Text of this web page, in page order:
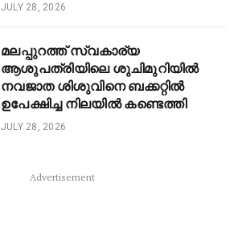
JULY 28, 2026
മലപ്പുറത്ത് സ്വകാര്യ
ആശുപത്രിയിലെ ശുചിമുറിയിൽ
നവജാത ശിശുവിനെ ബക്കറ്റിൽ
ഉപേക്ഷിച്ച നിലയിൽ കണ്ടെത്തി
JULY 28, 2026
Advertisement